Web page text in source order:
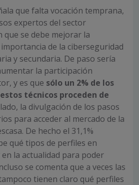
que falta vocación temprana,
expertos del sector
que se debe mejorar la
de la ciberseguridad
y secundaria. De paso sería
la participación
y es que sólo un 2% de los
técnicos proceden de
la divulgación de los pasos
para acceder al mercado de la
De hecho el 31,1%
qué tipos de perfiles en
la actualidad para poder
se comenta que a veces las
tienen claro qué perfiles